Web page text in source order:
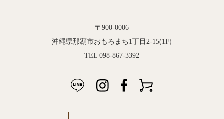
〒900-0006
沖縄県那覇市おもろまち1丁目2-15(1F)
TEL 098-867-3392